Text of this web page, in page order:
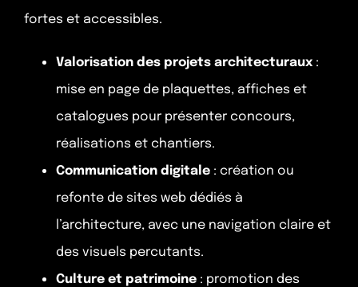
fortes et accessibles.
Valorisation des projets architecturaux:
mise en page de plaquettes, affiches et
catalogues pour présenter concours,
réalisations et chantiers.
Communication digitale: création ou
refonte de sites web dédiés à
l’architecture, avec une navigation claire et
des visuels percutants.
Culture et patrimoine: promotion des